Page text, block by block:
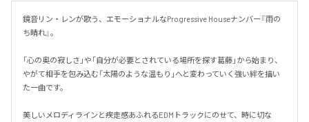
鏡音リン・レンが歌う、エモーショナルなProgressive Houseナンバー『雨の
ち晴れ』。
「心の奥の寂しさ」や「自分が必要とされている場所を探す葛藤」から始まり、
やがて相手を包み込む「太陽のような温もり」へと変わっていく強い絆を描い
た一曲です。
美しいメロディラインと疾走感あふれるEDMトラックにのせて、時に切な